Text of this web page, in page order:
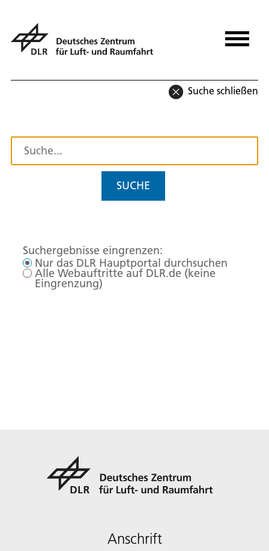
Suche schließen
SUCHE
Suchergebnisse eingrenzen:
Nur das DLR Hauptportal durchsuchen
Alle Webauftritte auf DLR.de (keine
Eingrenzung)
Anschrift